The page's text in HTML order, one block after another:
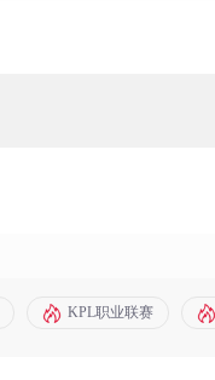
KPL职业联赛